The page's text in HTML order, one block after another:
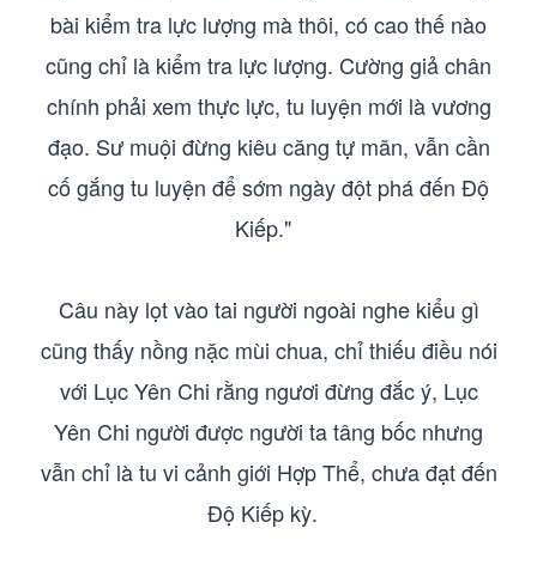
bài kiểm tra lực lượng mà thôi, có cao thế nào
cũng chỉ là kiểm tra lực lượng. Cường giả chân
chính phải xem thực lực, tu luyện mới là vương
đạo. Sư muội đừng kiêu căng tự mãn, vẫn cần
cố gắng tu luyện để sớm ngày đột phá đến Độ
Kiếp."
Câu này lọt vào tai người ngoài nghe kiểu gì
cũng thấy nồng nặc mùi chua, chỉ thiếu điều nói
với Lục Yên Chi rằng ngươi đừng đắc ý, Lục
Yên Chi người được người ta tâng bốc nhưng
vẫn chỉ là tu vi cảnh giới Hợp Thể, chưa đạt đến
Độ Kiếp kỳ.